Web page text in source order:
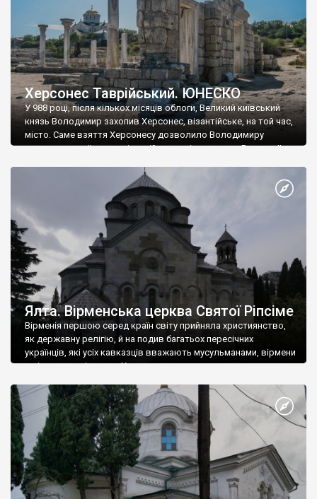
Херсонес Таврійський. ЮНЕСКО
У 988 році, після кількох місяців облоги, Великий київський
князь Володимир захопив Херсонес, візантійське, на той час,
місто. Саме взяття Херсонесу дозволило Володимиру
диктувати свої умови візантійському імператору Василю ІІ, та
Херсонесі Володимир-язичник, став Василем-християнином.
А потім було Хрещення Русі. На честь Херсонесу Таврійського
Ялта. Вірменська церква Святої Ріпсіме
Вірменія першою серед країн світу прийняла християнство,
як державну релігію, й на подив багатьох пересічних
українців, які усіх кавказців вважають мусульманами, вірмени
є відданими вірянами Христа